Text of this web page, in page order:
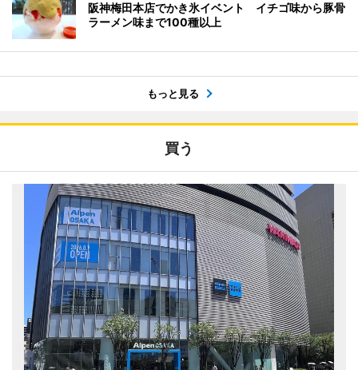
阪神梅田本店でかき氷イベント イチゴ味から豚骨
ラーメン味まで100種以上
もっと見る
買う